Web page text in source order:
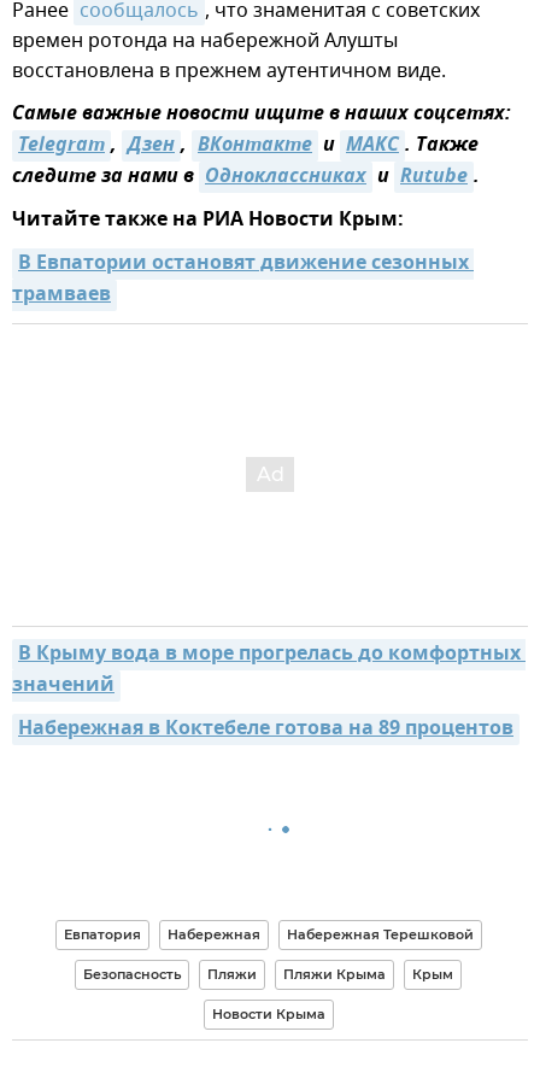
Ранее сообщалось , что знаменитая с советских
времен ротонда на набережной Алушты
восстановлена в прежнем аутентичном виде.
Самые важные новости ищите в наших соцсетях:
Telegram, Дзен, ВКонтакте и MAКС. Также
следите за нами в Одноклассниках и Rutube.
Читайте также на РИА Новости Крым:
В Евпатории остановят движение сезонных
трамваев
В Крыму вода в море прогрелась до комфортных
значений
Набережная в Коктебеле готова на 89 процентов
Евпатория Набережная Набережная Терешковой
Безопасность Пляжи Пляжи Крыма Крым
Новости Крыма